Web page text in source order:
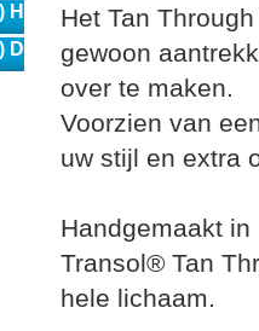
Heren
Dames
Het Tan
gewoon
over te maken.
Voorzien van
uw stijl en extra
Handgemaakt
Transol® Tan
hele lichaam.